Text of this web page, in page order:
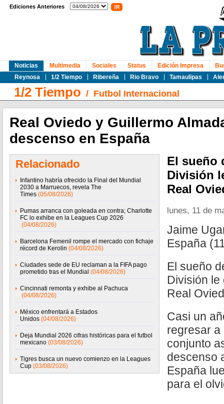
Ediciones Anteriores
Noticias
Reynosa
1/2 Tiempo Ribereña Rio Bravo Tamaulipas
Multimedia Sociales Status Edición Impresa
1/2 Tiempo / Futbol Internacional
Real Oviedo y Guillermo
descenso en España
Relacionado
Infantino habría ofrecido la Final del Mundial
2030 a Marruecos, revela The
Times (05/08/2026)
Pumas arranca con goleada en contra; Charlotte
FC lo exhibe en la Leagues Cup 2026
(04/08/2026)
Barcelona Femenil rompe el mercado con fichaje
récord de Kerolin (04/08/2026)
Ciudades sede de EU reclaman a la FIFA pago
prometido tras el Mundial (04/08/2026)
Cincinnati remonta y exhibe al Pachuca
(04/08/2026)
México enfrentará a Estados
Unidos (04/08/2026)
Deja Mundial 2026 cifras históricas para el futbol
mexicano (03/08/2026)
Tigres busca un nuevo comienzo en la Leagues
Cup (03/08/2026)
El sueño
División
Real
lunes, 11 de
Jaime
España
El sueño
División le
Real
Casi un
regresar a
conjunto
descenso
España
para el